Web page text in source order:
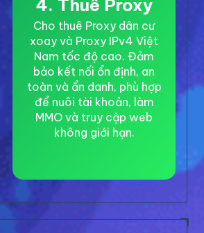
4. Thuê Proxy
Cho thuê Proxy dân cư
xoay và Proxy IPv4 Việt
Nam tốc độ cao. Đảm
bảo kết nối ổn định, an
toàn và ẩn danh, phù hợp
để nuôi tài khoản, làm
MMO và truy cập web
không giới hạn.